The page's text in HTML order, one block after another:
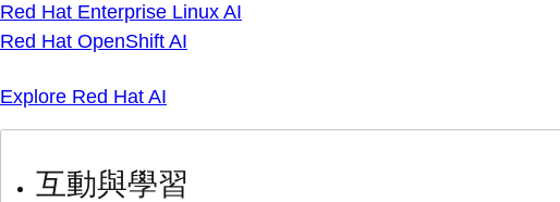
Red Hat Enterprise Linux AI
Red Hat OpenShift AI
Explore Red Hat AI
互動與學習